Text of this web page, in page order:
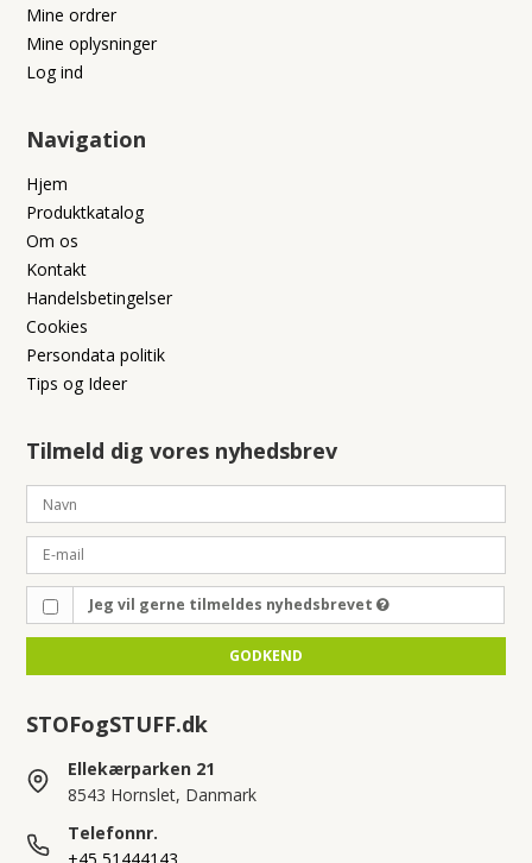
Mine ordrer
Mine oplysninger
Log ind
Navigation
Hjem
Produktkatalog
Om os
Kontakt
Handelsbetingelser
Cookies
Persondata politik
Tips og Ideer
Tilmeld dig vores nyhedsbrev
Jeg vil gerne tilmeldes nyhedsbrevet
GODKEND
STOFogSTUFF.dk
Ellekærparken 21
8543 Hornslet, Danmark
Telefonnr.